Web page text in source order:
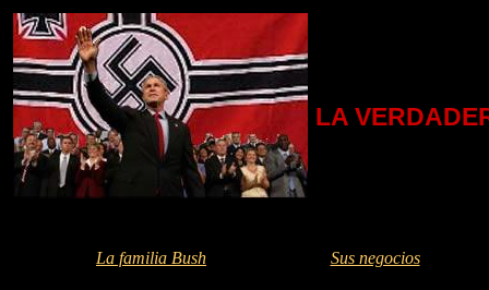
LA
La familia Bush Sus negocios